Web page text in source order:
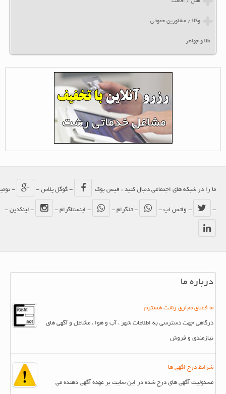
وکلا / مشاورین حقوقی
طلا و جواهر
ما را در شبکه های اجتماعی دنبال کنید : فیس بوک - گوگل پلاس - - توئیتر
- واتس اپ - - تلگرام - - اینستاگرام - - لینکدین -
درباره ما
ما فضای مجازی رشت هستیم
درگاهی جهت دسترسی به اطلاعات شهر ، آب و هوا ، مشاغل و آگهی های
نیازمندی و فروش
شرایط درج اگهی ها
مسئولیت آگهی های درج شده در این سایت بر عهده آگهی دهنده می